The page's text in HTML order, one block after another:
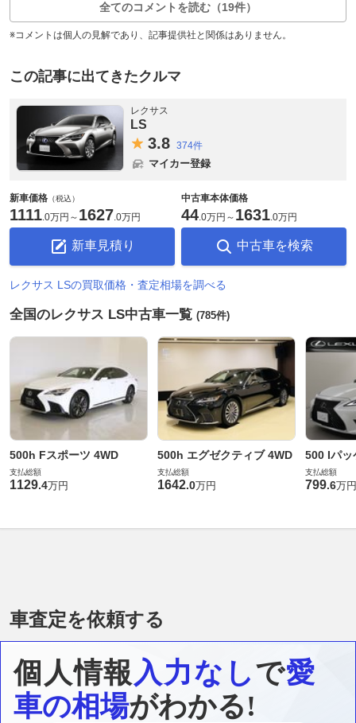
全てのコメントを読む（19件）
※コメントは個人の見解であり、記事提供社と関係はありません。
この記事に出てきたクルマ
レクサス
LS
3.8 374件
マイカー登録
新車価格 （税込）
1111.0万円 ～ 1627.0万円
新車見積り
中古車本体価格
44.0万円 ～ 1631.0万円
中古車を検索
レクサス LSの買取価格・査定相場を調べる
全国のレクサス LS中古車一覧 (785件)
500h Fスポーツ 4WD
支払総額
1129.4万円
500h エグゼクティブ 4WD
支払総額
1642.0万円
500 Iパッ
支払総額
799.6万円
車査定を依頼する
個人情報 入力なしで愛
車の相場がわかる!